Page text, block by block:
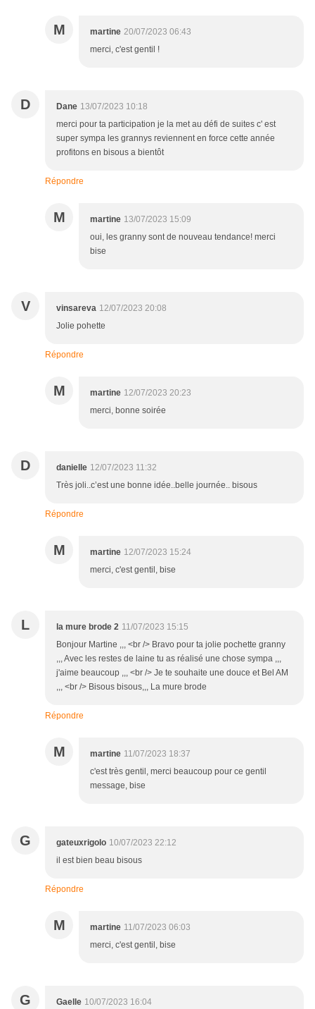
M martine 20/07/2023 06:43
merci, c'est gentil !
D Dane 13/07/2023 10:18
merci pour ta participation je la met au défi de suites c' est
super sympa les grannys reviennent en force cette année
profitons en bisous a bientôt
Répondre
M martine 13/07/2023 15:09
oui, les granny sont de nouveau tendance! merci
bise
V vinsareva 12/07/2023 20:08
Jolie pohette
Répondre
M martine 12/07/2023 20:23
merci, bonne soirée
D danielle 12/07/2023 11:32
Très joli..c’est une bonne idée..belle journée.. bisous
Répondre
M martine 12/07/2023 15:24
merci, c'est gentil, bise
L la mure brode 2 11/07/2023 15:15
Bonjour Martine ,,, <br /> Bravo pour ta jolie pochette granny
,,, Avec les restes de laine tu as réalisé une chose sympa ,,,
j'aime beaucoup ,,, <br /> Je te souhaite une douce et Bel AM
,,, <br /> Bisous bisous,,, La mure brode
Répondre
M martine 11/07/2023 18:37
c'est très gentil, merci beaucoup pour ce gentil
message, bise
G gateuxrigolo 10/07/2023 22:12
il est bien beau bisous
Répondre
M martine 11/07/2023 06:03
merci, c'est gentil, bise
G Gaelle 10/07/2023 16:04